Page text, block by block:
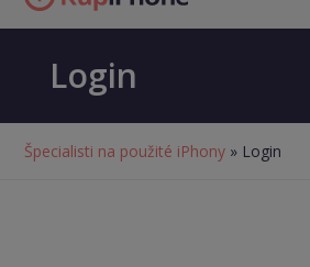
Login
Špecialisti na použité iPhony » Login